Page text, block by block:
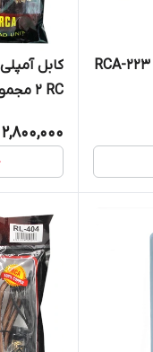
2 RC مجموعه 4 عددی
2,800,000